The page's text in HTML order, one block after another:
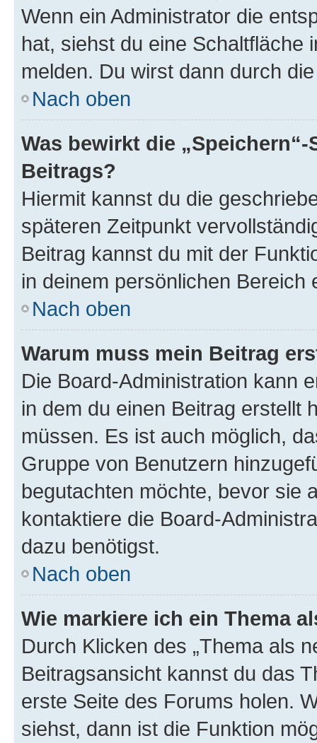
Wenn ein Administrator die
hat, siehst du eine Schaltfläche
melden. Du wirst dann durch
Nach oben
Was bewirkt die
Beitrags?
Hiermit kannst du die
späteren Zeitpunkt
Beitrag kannst du mit der
in deinem persönlichen Bereich
Nach oben
Warum muss mein Beitrag
Die Board-Administration kann
in dem du einen Beitrag erstellt
müssen. Es ist auch möglich,
Gruppe von Benutzern
begutachten möchte, bevor sie
kontaktiere die Board-
dazu benötigst.
Nach oben
Wie markiere ich ein Thema
Durch Klicken des „Thema als
Beitragsansicht kannst du das
erste Seite des Forums holen.
siehst, dann ist die Funktion